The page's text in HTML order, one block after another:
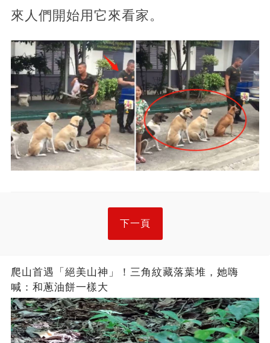
來人們開始用它來看家。
下一頁
爬山首遇「絕美山神」！三角紋藏落葉堆，她嗨
喊：和蔥油餅一樣大